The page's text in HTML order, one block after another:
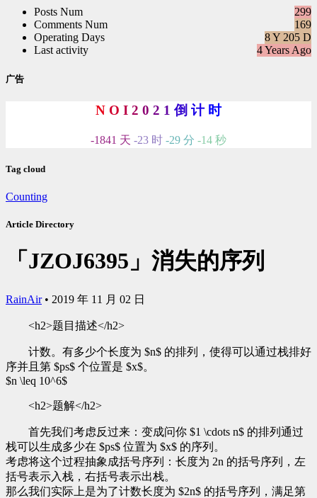
299
Posts Num
169
Comments Num
8 Y 205 D
Operating Days
4 Years Ago
Last activity
广告
N O I 2 0 2 1 倒 计 时
-1841 天 -23 时 -29 分 -15 秒
Tag cloud
Counting
Article Directory
「JZOJ6395」消失的序列
RainAir• 2019 年 11 月 02 日
<h2>题目描述</h2>
计数。有多少个长度为 $n$ 的排列，使得可以通过栈排好
序并且第 $ps$ 个位置是 $x$。
$n \leq 10^6$
<h2>题解</h2>
首先我们考虑反过来：变成问你 $1 \cdots n$ 的排列通过
栈可以生成多少在 $ps$ 位置为 $x$ 的序列。
考虑将这个过程抽象成括号序列：长度为 2n 的括号序列，左
括号表示入栈，右括号表示出栈。
那么我们实际上是为了计数长度为 $2n$ 的括号序列，满足第